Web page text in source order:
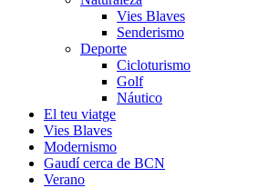
Vies Blaves
Senderismo
Deporte
Cicloturismo
Golf
Náutico
El teu viatge
Vies Blaves
Modernismo
Gaudí cerca de BCN
Verano